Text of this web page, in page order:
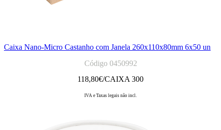
Caixa Nano-Micro Castanho com Janela 260x110x80mm 6x50 un
Código 0450992
118,80€/CAIXA 300
IVA e Taxas legais não incl.